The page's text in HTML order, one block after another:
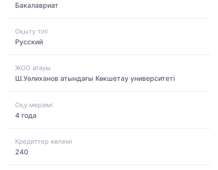
Бакалавриат
Оқыту тілі
Русский
ЖОО атауы
Ш.Уәлиханов атындағы Көкшетау университетi
Оқу мерзімі
4 года
Кредиттер көлемі
240